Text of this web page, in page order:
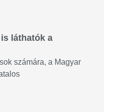
láthatók a
számára, a Magyar